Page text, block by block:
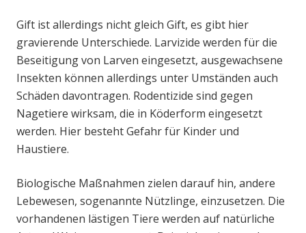
Gift ist allerdings nicht gleich Gift, es gibt hier
gravierende Unterschiede. Larvizide werden für die
Beseitigung von Larven eingesetzt, ausgewachsene
Insekten können allerdings unter Umständen auch
Schäden davontragen. Rodentizide sind gegen
Nagetiere wirksam, die in Köderform eingesetzt
werden. Hier besteht Gefahr für Kinder und
Haustiere.
Biologische Maßnahmen zielen darauf hin, andere
Lebewesen, sogenannte Nützlinge, einzusetzen. Die
vorhandenen lästigen Tiere werden auf natürliche